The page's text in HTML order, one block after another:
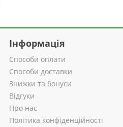
Інформація
Способи оплати
Способи доставки
Знижки та бонуси
Відгуки
Про нас
Політика конфіденційності